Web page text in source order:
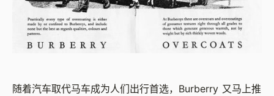
随着汽车取代马车成为人们出行首选，Burberry 又马上推